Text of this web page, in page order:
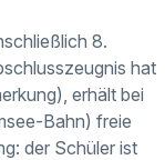
8.
hat
erhält bei
Bahn) freie
der Schüler ist